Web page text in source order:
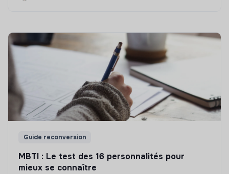
Guide reconversion
MBTI : Le test des 16 personnalités pour
mieux se connaître